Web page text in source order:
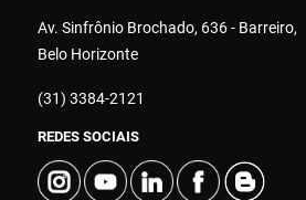
Av. Sinfrônio Brochado, 636 - Barreiro,
Belo Horizonte
(31) 3384-2121
REDES SOCIAIS